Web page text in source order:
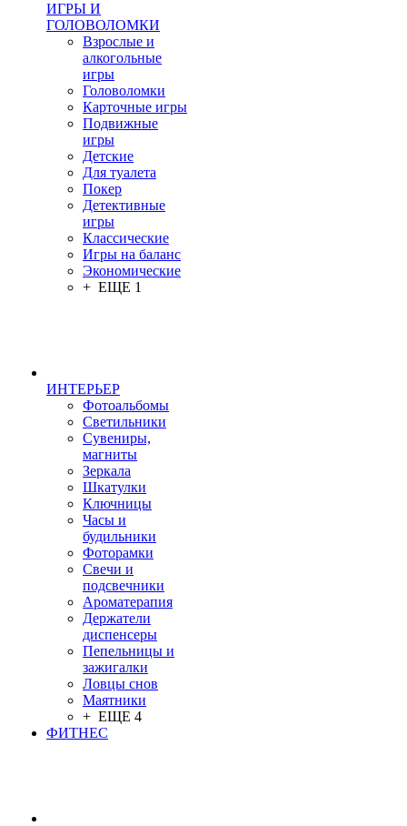
ИГРЫ И
ГОЛОВОЛОМКИ
Взрослые и
алкогольные
игры
Головоломки
Карточные игры
Подвижные
игры
Детские
Для туалета
Покер
Детективные
игры
Классические
Игры на баланс
Экономические
+ ЕЩЕ 1
ИНТЕРЬЕР
Фотоальбомы
Светильники
Сувениры,
магниты
Зеркала
Шкатулки
Ключницы
Часы и
будильники
Фоторамки
Свечи и
подсвечники
Ароматерапия
Держатели
диспенсеры
Пепельницы и
зажигалки
Ловцы снов
Маятники
+ ЕЩЕ 4
ФИТНЕС